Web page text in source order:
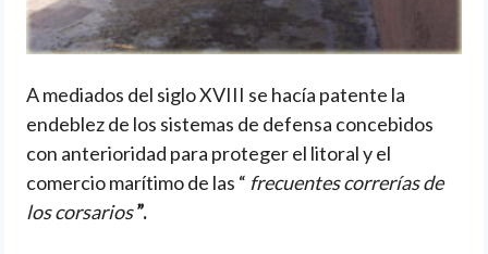
A mediados del siglo XVIII se hacía patente la
endeblez de los sistemas de defensa concebidos
con anterioridad para proteger el litoral y el
comercio marítimo de las “ frecuentes correrías de
los corsarios”.